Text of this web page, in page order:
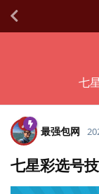
七
最强包网
七星彩选号